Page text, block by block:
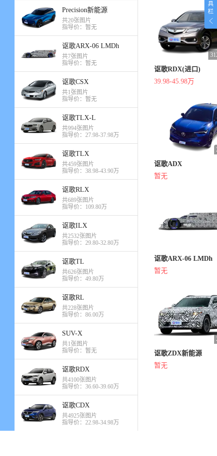
Precision新能源
共20张图片
指导价：暂无
讴歌ARX-06 LMDh
共7张图片
指导价：暂无
讴歌CSX
共1张图片
指导价：暂无
讴歌TLX-L
共994张图片
指导价：27.98-37.98万
讴歌TLX
共459张图片
指导价：38.98-43.90万
讴歌RLX
共689张图片
指导价：109.80万
讴歌ILX
共2532张图片
指导价：29.80-32.80万
讴歌TL
共626张图片
指导价：49.80万
讴歌RL
共228张图片
指导价：86.00万
SUV-X
共1张图片
指导价：暂无
讴歌RDX
共4100张图片
指导价：36.60-39.60万
讴歌CDX
共4925张图片
指导价：22.98-34.98万
讴歌RDX(进口)
39.98-45.98万
讴歌ADX
暂无
讴歌ARX-06 LMDh
暂无
讴歌ZDX新能源
暂无
具
栏